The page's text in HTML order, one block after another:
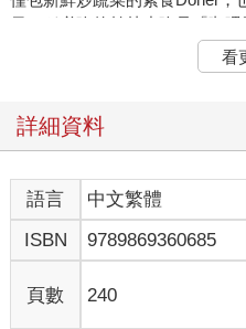
另一種必吃的柏林小吃是「咖
Eberswalder Straße的鐵軌下
連鎖店Curry 36最受觀光客歡迎
02像柏林人一樣喝啤酒
如何像柏林人一樣喝酒？
❶ 河邊湖邊喝：
啤酒花園（Biergarten）是柏林
地躺在河堤躺椅或沙灘草皮上
看
詳細資料
語言 中文繁體
ISBN
9789869360685
頁數 240